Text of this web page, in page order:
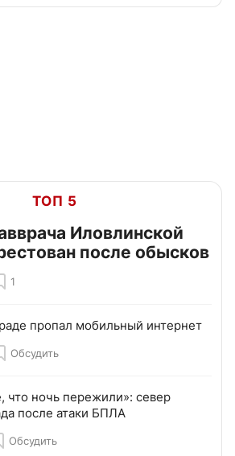
ТОП 5
Иловлинской
после обысков
1
пропал мобильный интернет
Обсудить
что ночь пережили»: север
после атаки БПЛА
Обсудить